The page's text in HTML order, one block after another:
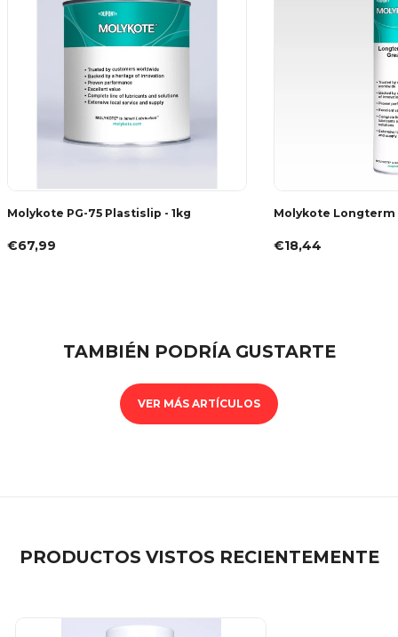
Molykote PG-75 Plastislip - 1kg
€67,99
Molykote Longterm
€18,44
TAMBIÉN PODRÍA GUSTARTE
VER MÁS ARTÍCULOS
PRODUCTOS VISTOS RECIENTEMENTE